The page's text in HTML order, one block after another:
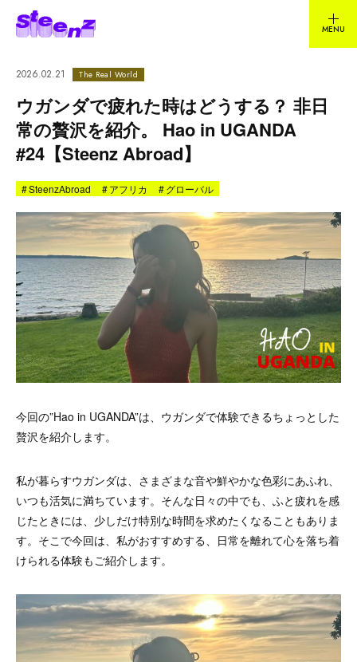
2026.02.21 The Real World
ウガンダで疲れた時はどうする？ 非日
常の贅沢を紹介。 Hao in UGANDA
#24【Steenz Abroad】
#SteenzAbroad #アフリカ #グローバル
今回の”Hao in UGANDA”は、ウガンダで体験できるちょっとした
贅沢を紹介します。
私が暮らすウガンダは、さまざまな音や鮮やかな色彩にあふれ、
いつも活気に満ちています。そんな日々の中でも、ふと疲れを感
じたときには、少しだけ特別な時間を求めたくなることもありま
す。そこで今回は、私がおすすめする、日常を離れて心を落ち着
けられる体験もご紹介します。